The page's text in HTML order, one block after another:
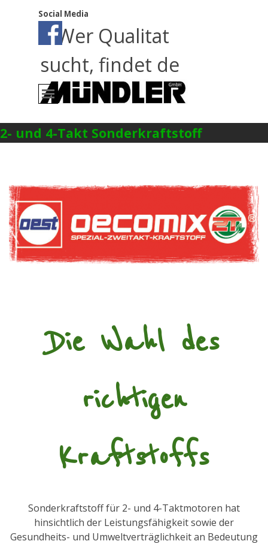
Wer Qualitat
sucht, findet de
Social Media
Menü überspringen
2- und 4-Takt Sonderkraftstoff
Die Wahl des
richtigen
Kraftstoffs
Sonderkraftstoff für 2- und 4-Taktmotoren hat
hinsichtlich der Leistungsfähigkeit sowie der
Gesundheits- und Umweltverträglichkeit an Bedeutung